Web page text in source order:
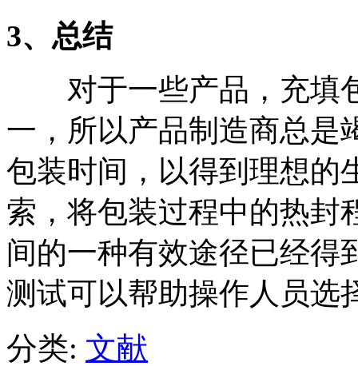
3、总结
对于一些产品，充填
一，所以产品制造商总是
包装时间，以得到理想的
索，将包装过程中的热封
间的一种有效途径已经得
测试可以帮助操作人员选
分类: 文献